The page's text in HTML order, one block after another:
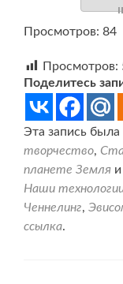
Просмотров: 84
Просмотров:
Поделитесь
Эта запись была
творчество,
планете Земля
Наши
Ченнелинг,
ссылка.